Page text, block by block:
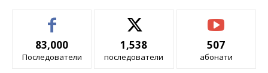
83,000
Последователи
1,538
последователи
507
абонати